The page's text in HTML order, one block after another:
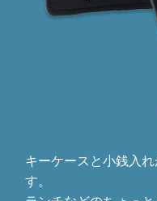
キーケースと小銭入
す。